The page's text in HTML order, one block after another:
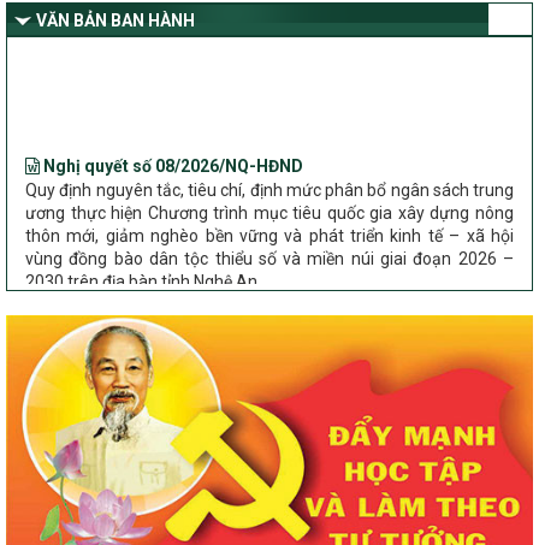
dân tộc thiểu số và miền núi giai đoạn 2026 – 2030 trên địa bàn tỉnh
Nghệ An
VĂN BẢN BAN HÀNH
Quy định nguyên tắc, tiêu chí, định mức phân bổ ngân sách trung
ương thực hiện Chương trình mục tiêu quốc gia xây dựng nông
thôn mới, giảm nghèo bền vững và phát triển kinh tế – xã hội
vùng đồng bào dân tộc thiểu số và miền núi giai đoạn 2026 –
2030 trên địa bàn tỉnh Nghệ An
về đẩy mạnh thực hiện Chương trình mục tiêu quốc gia xây dựng
nông thôn mới, giảm nghèo bền vững và phát triển kinh tế – xã
hội vùng đồng bào dân tộc thiểu số và miền núi giai đoạn 2026 –
2030 trên địa bàn tỉnh Nghệ An
Quyết định số 2490/QĐ-UBND
Về việc thành lập Ban Chỉ đạo Chương trình mục tiều quốc gia xây
dựng nông thôn mới, giảm nghèo bền vững và phát triển kinh tế –
xã hội vùng đồng bào dân tộc thiểu số và miền núi giai đoạn 2026
-2030 tỉnh Nghệ An